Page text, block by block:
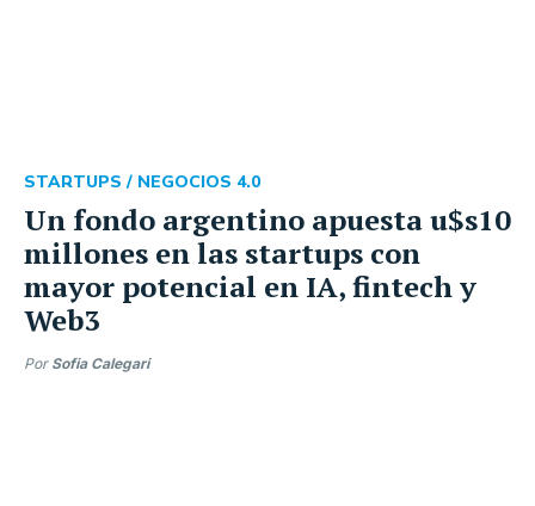
Un fondo argentino apuesta u$s10
millones en las startups con
mayor potencial en IA, fintech y
Web3
STARTUPS / NEGOCIOS 4.0
Por Sofia Calegari